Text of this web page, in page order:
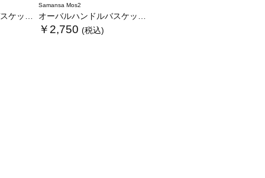
ットS
Samansa Mos2
オーバルハンドルバスケットL
￥2,750 (税込)